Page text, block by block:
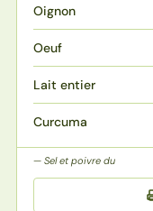
Oignon
Oeuf
Lait entier
Curcuma
Sel et poivre du